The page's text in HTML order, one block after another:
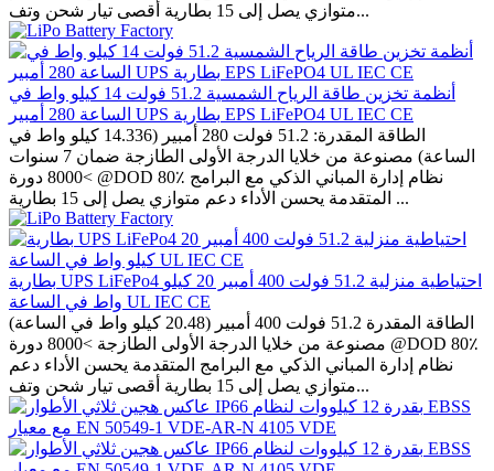
متوازي يصل إلى 15 بطارية أقصى تيار شحن وتف...
أنظمة تخزين طاقة الرياح الشمسية 51.2 فولت 14 كيلو واط في
الساعة 280 أمبير UPS بطارية EPS LiFePO4 UL IEC CE
الطاقة المقدرة: 51.2 فولت 280 أمبير (14.336 كيلو واط في
الساعة) مصنوعة من خلايا الدرجة الأولى الطازجة ضمان 7 سنوات
>8000 دورة @DOD 80٪ نظام إدارة المباني الذكي مع البرامج
المتقدمة يحسن الأداء دعم متوازي يصل إلى 15 بطارية ...
بطارية UPS LiFePo4 احتياطية منزلية 51.2 فولت 400 أمبير 20 كيلو
واط في الساعة UL IEC CE
الطاقة المقدرة 51.2 فولت 400 أمبير (20.48 كيلو واط في الساعة)
مصنوعة من خلايا الدرجة الأولى الطازجة >8000 دورة @DOD 80٪
نظام إدارة المباني الذكي مع البرامج المتقدمة يحسن الأداء دعم
متوازي يصل إلى 15 بطارية أقصى تيار شحن وتف...